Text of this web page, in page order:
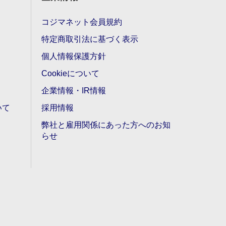
コジマネット会員規約
特定商取引法に基づく表示
個人情報保護方針
Cookieについて
企業情報・IR情報
採用情報
弊社と雇用関係にあった方へのお知
らせ